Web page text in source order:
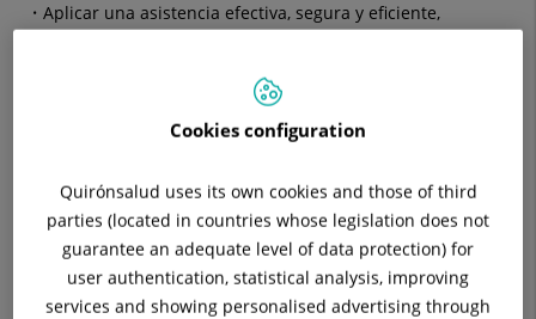
Aplicar una asistencia efectiva, segura y eficiente,
considerando al paciente como un todo, y manteniendo un
Ofrecemos una cobertura mayor en cuanto a cartera de
servicios, calidad y flexibilidad de horarios.
ADAPTABILIDAD
Cookies configuration
Quirónsalud uses its own cookies and those of third
parties (located in countries whose legislation does not
guarantee an adequate level of data protection) for
user authentication, statistical analysis, improving
services and showing personalised advertising through